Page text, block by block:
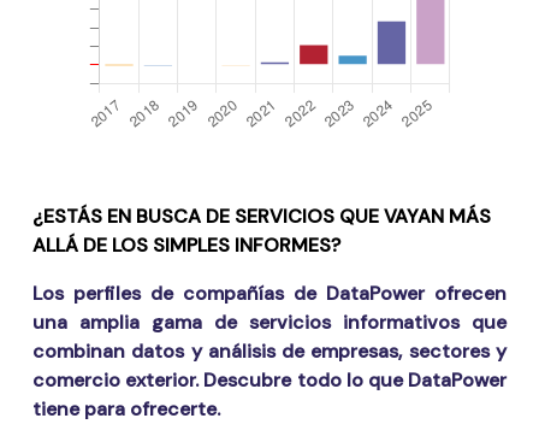
¿ESTÁS EN BUSCA DE SERVICIOS QUE VAYAN MÁS
ALLÁ DE LOS SIMPLES INFORMES?
Los perfiles de compañías de DataPower ofrecen
una amplia gama de servicios informativos que
combinan datos y análisis de empresas, sectores y
comercio exterior. Descubre todo lo que DataPower
tiene para ofrecerte.